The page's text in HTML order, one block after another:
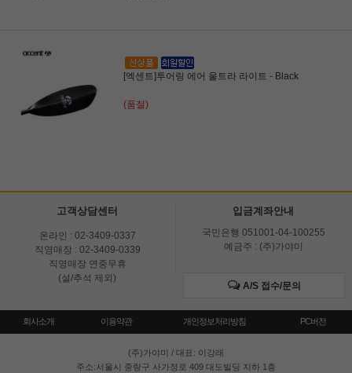
[엑센트]투어링 에어 울트라 라이트 - Black
(품절)
고객상담센터
온라인 : 02-3409-0337
직영매장 : 02-3409-0339
직영매장 연중무휴
(설/추석 제외)
입금계좌안내
국민은행 051001-04-100255
예금주 : (주)가야미
A/S 접수/문의
회사소개 이용약관 개인정보처리방침 PC버전
(주)가야미 / 대표: 이강래
주소:서울시 중랑구 사가정로 409 대도빌딩 지하 1층